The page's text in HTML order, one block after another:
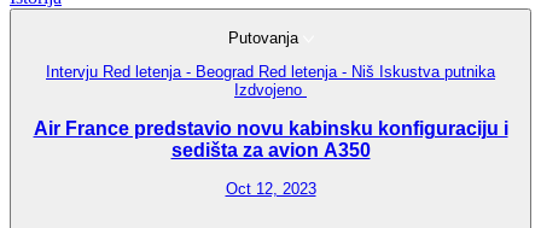
Putovanja
Intervju Red letenja - Beograd Red letenja - Niš Iskustva putnika
Izdvojeno
Air France predstavio novu kabinsku konfiguraciju i
sedišta za avion A350
Oct 12, 2023